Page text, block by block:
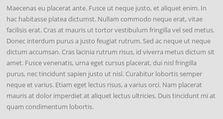
Maecenas eu placerat ante. Fusce ut neque justo, et aliquet enim. In
hac habitasse platea dictumst. Nullam commodo neque erat, vitae
facilisis erat. Cras at mauris ut tortor vestibulum fringilla vel sed metus.
Donec interdum purus a justo feugiat rutrum. Sed ac neque ut neque
dictum accumsan. Cras lacinia rutrum risus, id viverra metus dictum sit
amet. Fusce venenatis, urna eget cursus placerat, dui nisl fringilla
purus, nec tincidunt sapien justo ut nisl. Curabitur lobortis semper
neque et varius. Etiam eget lectus risus, a varius orci. Nam placerat
mauris at dolor imperdiet at aliquet lectus ultricies. Duis tincidunt mi at
quam condimentum lobortis.